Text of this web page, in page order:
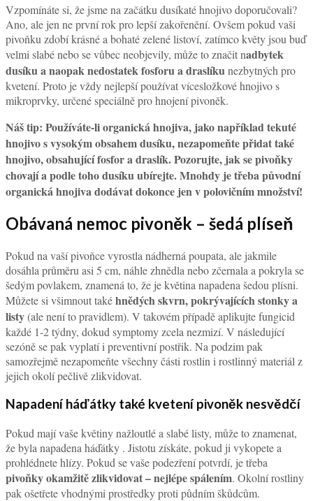
Vzpomínáte si, že jsme na začátku dusíkaté hnojivo doporučovali?
Ano, ale jen ne první rok pro lepší zakořenění. Ovšem pokud vaši
pivoňku zdobí krásné a bohaté zelené listoví, zatímco květy jsou buď
velmi slabé nebo se vůbec neobjevily, může to značit nadbytek
dusíku a naopak nedostatek fosforu a draslíkunezbytných pro
kvetení. Proto je vždy nejlepší používat vícesložkové hnojivo s
mikroprvky, určené speciálně pro hnojení pivoněk.
Náš tip: Používáte-li organická hnojiva, jako například tekuté
hnojivo s vysokým obsahem dusíku, nezapomeňte přidat také
hnojivo, obsahující fosfor a draslík. Pozorujte, jak se pivoňky
chovají a podle toho dusíku ubírejte. Mnohdy je třeba původní
organická hnojiva dodávat dokonce jen v polovičním množství!
Obávaná nemoc pivoněk – šedá plíseň
Pokud na vaší pivoňce vyrostla nádherná poupata, ale jakmile
dosáhla průměru asi 5 cm, náhle zhnědla nebo zčernala a pokryla se
šedým povlakem, znamená to, že je květina napadena šedou plísni.
Můžete si všimnout takéhnědých skvrn, pokrývajících stonky a
listy(ale není to pravidlem). V takovém případě aplikujte fungicid
každé 1-2 týdny, dokud symptomy zcela nezmizí. V následující
sezóně se pak vyplatí i preventivní postřik. Na podzim pak
samozřejmě nezapomeňte všechny části rostlin i rostlinný materiál z
jejich okolí pečlivě zlikvidovat.
Napadení háďátky také kvetení pivoněk nesvědčí
Pokud mají vaše květiny nažloutlé a slabé listy, může to znamenat,
že byla napadena háďátky . Jistotu získáte, pokud ji vykopete a
prohlédnete hlízy. Pokud se vaše podezření potvrdí, je třeba
pivoňky okamžitě zlikvidovat – nejlépe spálením. Okolní rostliny
pak ošetřete vhodnými prostředky proti půdním škůdcům.